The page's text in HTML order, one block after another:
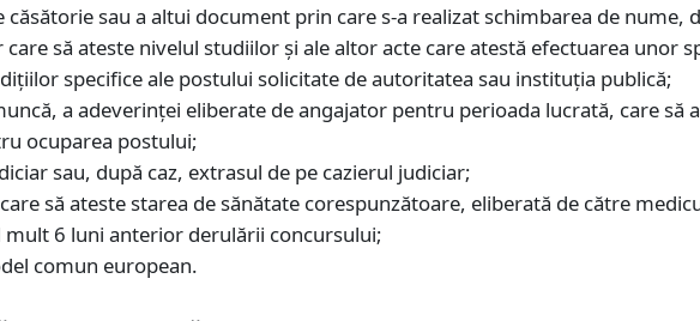
sau a altui document prin care s-a realizat schimbarea de nume,
să ateste nivelul studiilor şi ale altor acte care atestă efectuarea unor
specifice ale postului solicitate de autoritatea sau instituţia publică;
a adeverinţei eliberate de angajator pentru perioada lucrată, care să
ocuparea postului;
sau, după caz, extrasul de pe cazierul judiciar;
să ateste starea de sănătate corespunzătoare, eliberată de către
mult 6 luni anterior derulării concursului;
comun european.